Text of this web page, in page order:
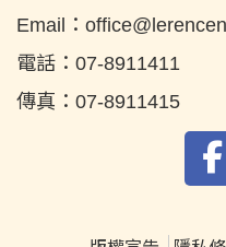
Email：
電話： 07-8911411
傳真： 07-8911415